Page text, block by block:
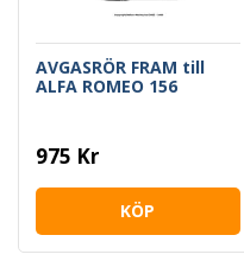
AVGASRÖR FRAM till
ALFA ROMEO 156
975 Kr
KÖP